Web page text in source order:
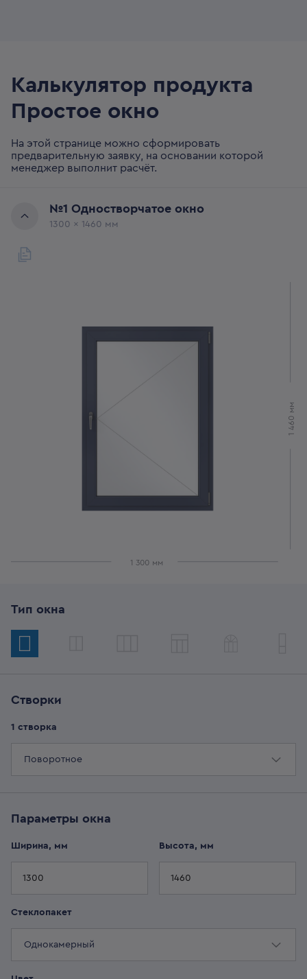
Калькулятор продукта
Простое окно
На этой странице можно сформировать
предварительную заявку, на основании которой
менеджер выполнит расчёт.
№1 Одностворчатое окно
1300 x 1460 мм
1 300 мм
1 460
мм
Тип окна
Створки
1 створка
Поворотное
Параметры окна
Ширина, мм Высота, мм
Стеклопакет
Однокамерный